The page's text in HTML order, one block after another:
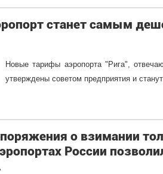
станет самым
Новые тарифы аэропорта "Рига",
утверждены советом предприятия и
о взимании
России